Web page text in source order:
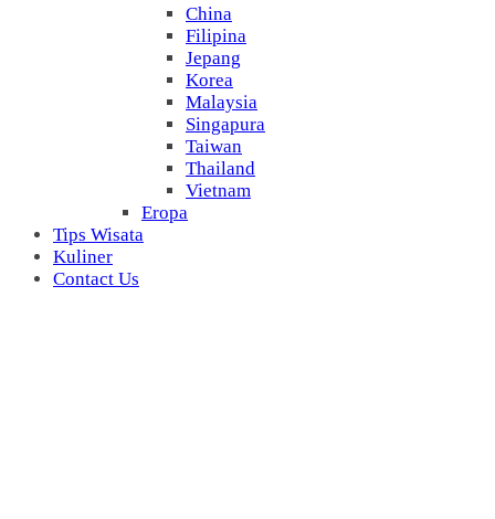
China
Filipina
Jepang
Korea
Malaysia
Singapura
Taiwan
Thailand
Vietnam
Eropa
Tips Wisata
Kuliner
Contact Us